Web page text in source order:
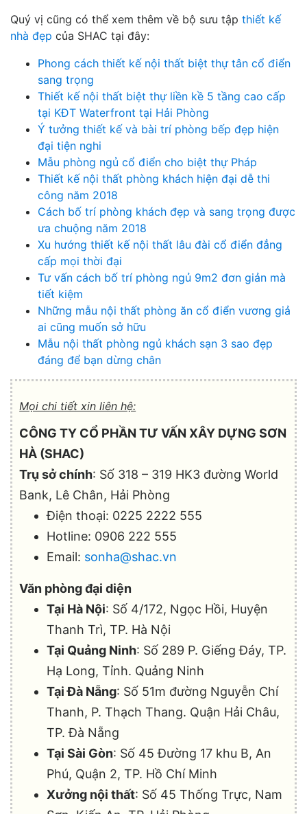
Quý vị cũng có thể xem thêm về bộ sưu tập thiết kế
nhà đẹp của SHAC tại đây:
Phong cách thiết kế nội thất biệt thự tân cổ điển
sang trọng
Thiết kế nội thất biệt thự liền kề 5 tầng cao cấp
tại KĐT Waterfront tại Hải Phòng
Ý tưởng thiết kế và bài trí phòng bếp đẹp hiện
đại tiện nghi
Mẫu phòng ngủ cổ điển cho biệt thự Pháp
Thiết kế nội thất phòng khách hiện đại dễ thi
công năm 2018
Cách bố trí phòng khách đẹp và sang trọng được
ưa chuộng năm 2018
Xu hướng thiết kế nội thất lâu đài cổ điển đẳng
cấp mọi thời đại
Tư vấn cách bố trí phòng ngủ 9m2 đơn giản mà
tiết kiệm
Những mẫu nội thất phòng ăn cổ điển vương giả
ai cũng muốn sở hữu
Mẫu nội thất phòng ngủ khách sạn 3 sao đẹp
đáng để bạn dừng chân
Mọi chi tiết xin liên hệ:
CÔNG TY CỔ PHẦN TƯ VẤN XÂY DỰNG SƠN
HÀ (SHAC)
Trụ sở chính: Số 318 – 319 HK3 đường World
Bank, Lê Chân, Hải Phòng
Điện thoại: 0225 2222 555
Hotline: 0906 222 555
Email: sonha@shac.vn
Văn phòng đại diện
Tại Hà Nội: Số 4/172, Ngọc Hồi, Huyện
Thanh Trì, TP. Hà Nội
Tại Quảng Ninh: Số 289 P. Giếng Đáy, TP.
Hạ Long, Tỉnh. Quảng Ninh
Tại Đà Nẵng: Số 51m đường Nguyễn Chí
Thanh, P. Thạch Thang. Quận Hải Châu,
TP. Đà Nẵng
Tại Sài Gòn: Số 45 Đường 17 khu B, An
Phú, Quận 2, TP. Hồ Chí Minh
Xưởng nội thất: Số 45 Thống Trực, Nam